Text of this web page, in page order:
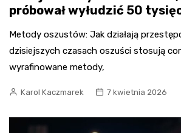
próbował wyłudzić 50
Metody oszustów: Jak działają
dzisiejszych czasach oszuści stosują
wyrafinowane metody,
Karol Kaczmarek 7 kwietnia 2026